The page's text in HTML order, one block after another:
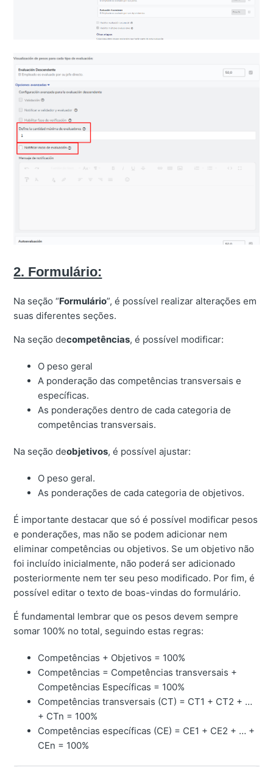
2. Formulário:
Na seção “Formulário”, é possível realizar alterações em
suas diferentes seções.
Na seção decompetências, é possível modificar:
O peso geral
A ponderação das competências transversais e
específicas.
As ponderações dentro de cada categoria de
competências transversais.
Na seção deobjetivos, é possível ajustar:
O peso geral.
As ponderações de cada categoria de objetivos.
É importante destacar que só é possível modificar pesos
e ponderações, mas não se podem adicionar nem
eliminar competências ou objetivos. Se um objetivo não
foi incluído inicialmente, não poderá ser adicionado
posteriormente nem ter seu peso modificado. Por fim, é
possível editar o texto de boas-vindas do formulário.
É fundamental lembrar que os pesos devem sempre
somar 100% no total, seguindo estas regras:
Competências + Objetivos = 100%
Competências = Competências transversais +
Competências Específicas = 100%
Competências transversais (CT) = CT1 + CT2 + …
+ CTn = 100%
Competências específicas (CE) = CE1 + CE2 + … +
CEn = 100%